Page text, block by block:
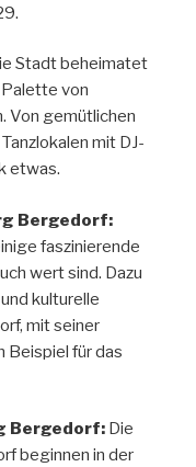
Stadt beheimatet
von
Von gemütlichen
mit DJ-
etwas.
Bergedorf:
faszinierende
wert sind. Dazu
kulturelle
mit seiner
Beispiel für das
Bergedorf: Die
beginnen in der